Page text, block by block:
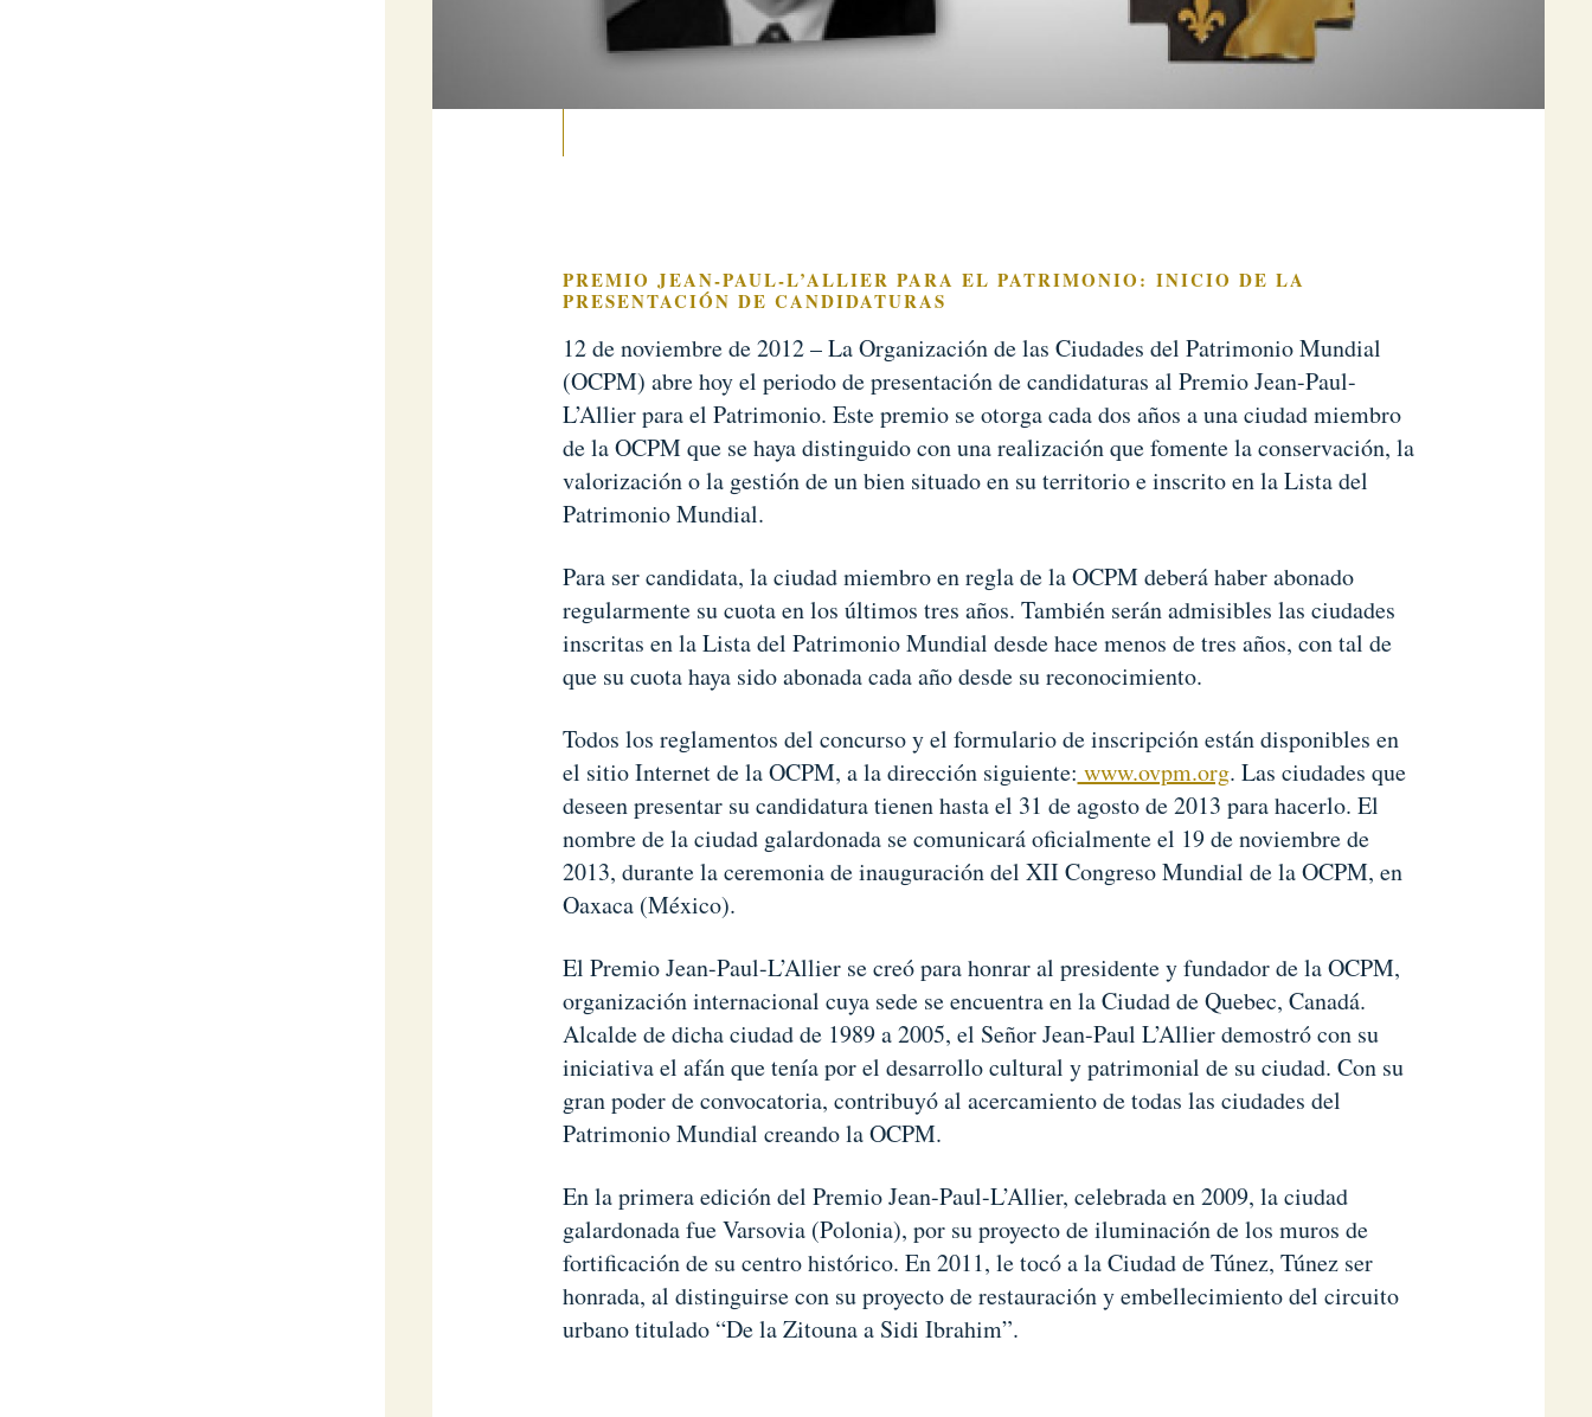
PREMIO JEAN-PAUL-L’ALLIER PARA EL PATRIMONIO: INICIO DE LA
PRESENTACIÓN DE CANDIDATURAS
12 de noviembre de 2012 – La Organización de las Ciudades del Patrimonio Mundial
(OCPM) abre hoy el periodo de presentación de candidaturas al Premio Jean-Paul-
L’Allier para el Patrimonio. Este premio se otorga cada dos años a una ciudad miembro
de la OCPM que se haya distinguido con una realización que fomente la conservación, la
valorización o la gestión de un bien situado en su territorio e inscrito en la Lista del
Patrimonio Mundial.
Para ser candidata, la ciudad miembro en regla de la OCPM deberá haber abonado
regularmente su cuota en los últimos tres años. También serán admisibles las ciudades
inscritas en la Lista del Patrimonio Mundial desde hace menos de tres años, con tal de
que su cuota haya sido abonada cada año desde su reconocimiento.
Todos los reglamentos del concurso y el formulario de inscripción están disponibles en
el sitio Internet de la OCPM, a la dirección siguiente: www.ovpm.org. Las ciudades que
deseen presentar su candidatura tienen hasta el 31 de agosto de 2013 para hacerlo. El
nombre de la ciudad galardonada se comunicará oficialmente el 19 de noviembre de
2013, durante la ceremonia de inauguración del XII Congreso Mundial de la OCPM, en
Oaxaca (México).
El Premio Jean-Paul-L’Allier se creó para honrar al presidente y fundador de la OCPM,
organización internacional cuya sede se encuentra en la Ciudad de Quebec, Canadá.
Alcalde de dicha ciudad de 1989 a 2005, el Señor Jean-Paul L’Allier demostró con su
iniciativa el afán que tenía por el desarrollo cultural y patrimonial de su ciudad. Con su
gran poder de convocatoria, contribuyó al acercamiento de todas las ciudades del
Patrimonio Mundial creando la OCPM.
En la primera edición del Premio Jean-Paul-L’Allier, celebrada en 2009, la ciudad
galardonada fue Varsovia (Polonia), por su proyecto de iluminación de los muros de
fortificación de su centro histórico. En 2011, le tocó a la Ciudad de Túnez, Túnez ser
honrada, al distinguirse con su proyecto de restauración y embellecimiento del circuito
urbano titulado “De la Zitouna a Sidi Ibrahim”.